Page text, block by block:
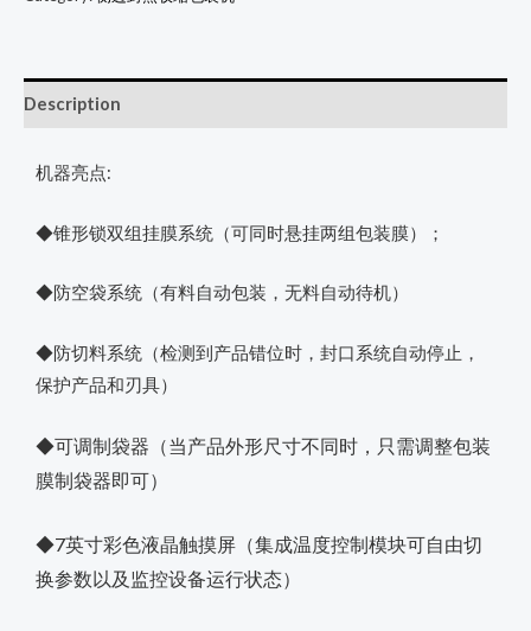
Description
机器亮点:
◆锥形锁双组挂膜系统（可同时悬挂两组包装膜）；
◆防空袋系统（有料自动包装，无料自动待机）
◆防切料系统（检测到产品错位时，封口系统自动停止，
保护产品和刃具）
◆可调制袋器（当产品外形尺寸不同时，只需调整包装
膜制袋器即可）
◆7英寸彩色液晶触摸屏（集成温度控制模块可自由切
换参数以及监控设备运行状态）